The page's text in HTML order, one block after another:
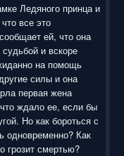
Ледяного принца и
все это
ей, что она
и вскоре
на помощь
силы и она
первая жена
ждало ее, если бы
Но как бороться с
одновременно? Как
грозит смертью?